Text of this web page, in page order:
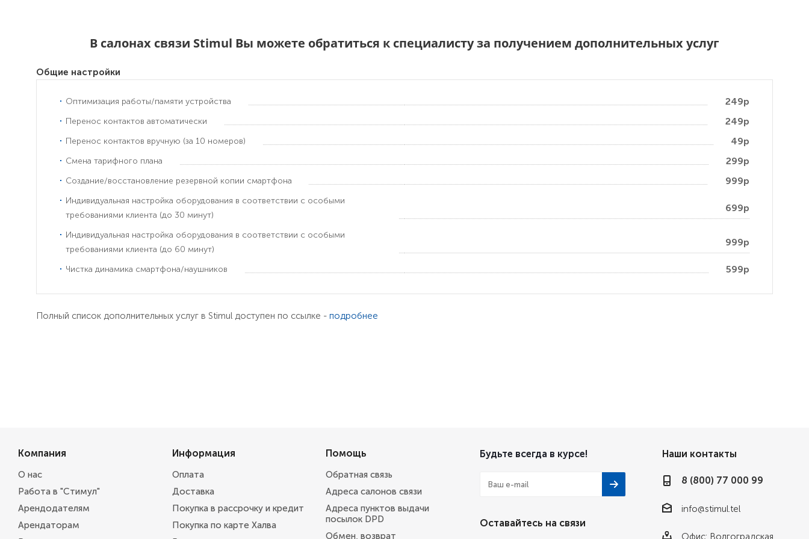
В салонах связи Stimul Вы можете обратиться к специалисту за получением дополнительных услуг
Общие настройки
Оптимизация работы/памяти устройства 249р
Перенос контактов автоматически 249р
Перенос контактов вручную (за 10 номеров) 49р
Смена тарифного плана 299р
Создание/восстановление резервной копии смартфона 999р
Индивидуальная настройка оборудования в соответствии с особыми
требованиями клиента (до 30 минут)
699р
Индивидуальная настройка оборудования в соответствии с особыми
требованиями клиента (до 60 минут)
999р
Чистка динамика смартфона/наушников 599р
Полный список дополнительных услуг в Stimul доступен по ссылке - подробнее
Компания
О нас
Работа в "Стимул"
Арендодателям
Арендаторам
Информация
Оплата
Доставка
Покупка в рассрочку и кредит
Покупка по карте Халва
Помощь
Обратная связь
Адреса салонов связи
Адреса пунктов выдачи
посылок DPD
Обмен, возврат
Будьте всегда в курсе!
Оставайтесь на связи
Наши контакты
8 (800) 77 000 99
info@stimul.tel
Офис: Волгоградская